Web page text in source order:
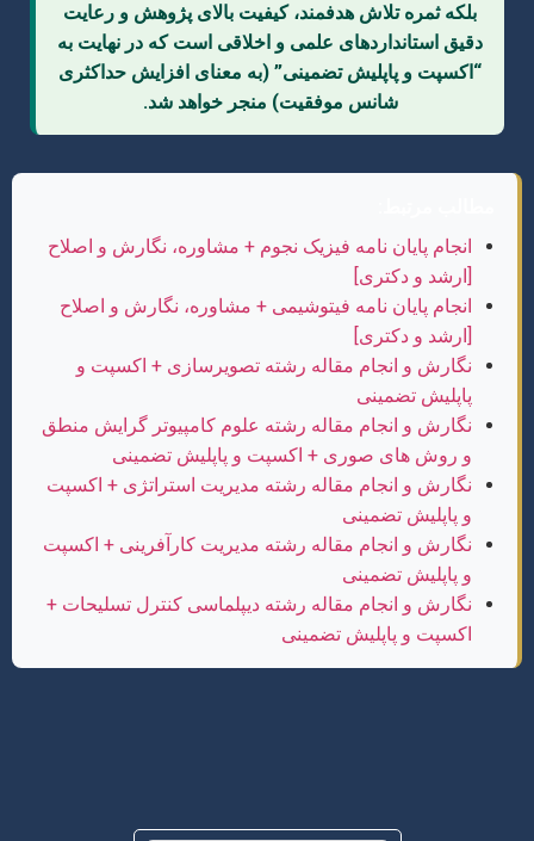
بلکه ثمره تلاش هدفمند، کیفیت بالای پژوهش و رعایت
دقیق استانداردهای علمی و اخلاقی است که در نهایت به
“اکسپت و پاپلیش تضمینی” (به معنای افزایش حداکثری
شانس موفقیت) منجر خواهد شد.
انجام پایان نامه فیزیک نجوم + مشاوره، نگارش و اصلاح
[ارشد و دکتری]
انجام پایان نامه فیتوشیمی + مشاوره، نگارش و اصلاح
[ارشد و دکتری]
نگارش و انجام مقاله رشته تصویرسازی + اکسپت و
پاپلیش تضمینی
نگارش و انجام مقاله رشته علوم کامپیوتر گرایش منطق
و روش های صوری + اکسپت و پاپلیش تضمینی
نگارش و انجام مقاله رشته مدیریت استراتژی + اکسپت
و پاپلیش تضمینی
نگارش و انجام مقاله رشته مدیریت کارآفرینی + اکسپت
و پاپلیش تضمینی
نگارش و انجام مقاله رشته دیپلماسی کنترل تسلیحات +
اکسپت و پاپلیش تضمینی